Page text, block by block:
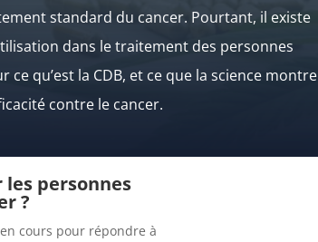
standard du cancer. Pourtant, il existe
dans le traitement des personnes
qu’est la CDB, et ce que la science montre
contre le cancer.
les personnes
?
cours pour répondre à